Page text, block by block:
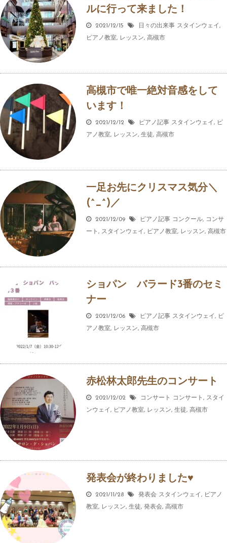
ルに行って来ました！
2021/12/15 日々の出来事 スタインウェイ,
ピアノ教室, レッスン, 高槻市
高槻市で唯一絶対音感をして
います！
2021/12/12 ピアノ記事 スタインウェイ, ピ
アノ教室, レッスン, 生徒, 高槻市
一足お先にクリスマス気分＼
(^_^)／
2021/12/09 ピアノ記事 コンクール, コンサ
ート , スタインウェイ, ピアノ教室, レッスン, 高槻市
ショパン バラード3番のセミ
ナー
2021/12/06 ピアノ記事 スタインウェイ, ピ
アノ教室, レッスン, 高槻市
赤松林太郎先生のコンサート
2021/12/02 コンサート コンサート , スタイ
ンウェイ, ピアノ教室, レッスン, 生徒, 高槻市
発表会が終わりました♥️
2021/11/28 発表会 スタインウェイ, ピアノ
教室, レッスン, 生徒, 発表会, 高槻市